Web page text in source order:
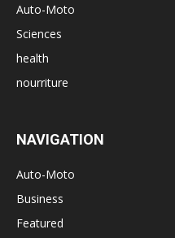
Auto-Moto
Sciences
health
nourriture
NAVIGATION
Auto-Moto
Business
Featured